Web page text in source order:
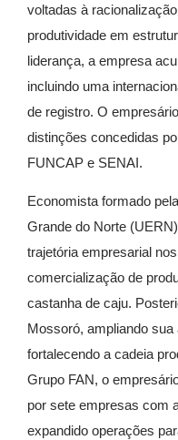
voltadas à
produtividade em
liderança, a empresa
incluindo uma
de registro. O
distinções concedidas
FUNCAP e SENAI.
Economista formado
Grande do Norte
trajetória empresarial
comercialização de
castanha de caju.
Mossoró, ampliando
fortalecendo a cadeia
Grupo FAN, o
por sete empresas com
expandido operações